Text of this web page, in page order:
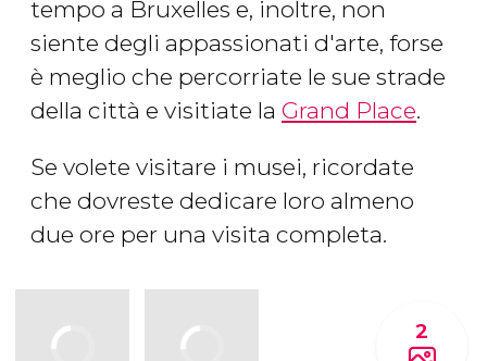
tempo a Bruxelles e, inoltre, non
siente degli appassionati d'arte, forse
è meglio che percorriate le sue strade
della città e visitiate la Grand Place.
Se volete visitare i musei, ricordate
che dovreste dedicare loro almeno
due ore per una visita completa.
2